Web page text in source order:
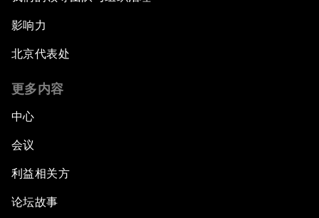
影响力
北京代表处
更多内容
中心
会议
利益相关方
论坛故事